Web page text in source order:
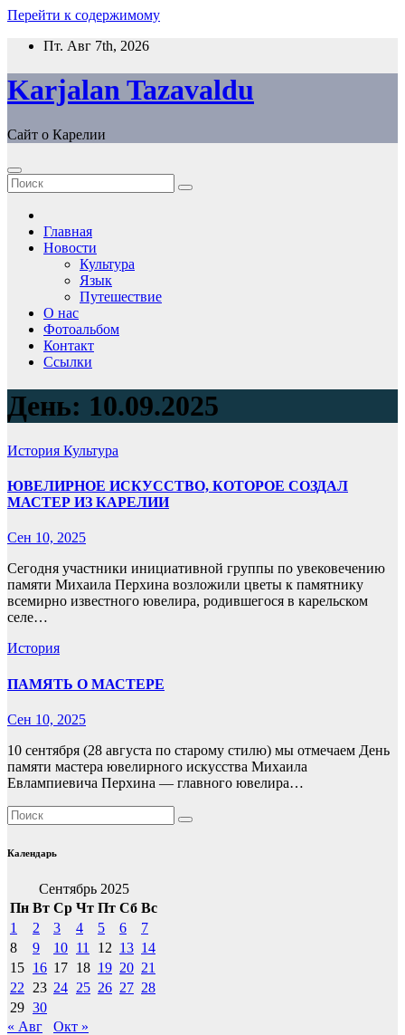
Перейти к содержимому
Пт. Авг 7th, 2026
Karjalan Tazavaldu
Сайт о Карелии
Главная
Новости
Культура
Язык
Путешествие
О нас
Фотоальбом
Контакт
Ссылки
День: 10.09.2025
История Культура
ЮВЕЛИРНОЕ ИСКУССТВО, КОТОРОЕ СОЗДАЛ
МАСТЕР ИЗ КАРЕЛИИ
Сен 10, 2025
Сегодня участники инициативной группы по увековечению
памяти Михаила Перхина возложили цветы к памятнику
всемирно известного ювелира, родившегося в карельском
селе…
История
ПАМЯТЬ О МАСТЕРЕ
Сен 10, 2025
10 сентября (28 августа по старому стилю) мы отмечаем День
памяти мастера ювелирного искусства Михаила
Евлампиевича Перхина — главного ювелира…
Календарь
Сентябрь 2025
Пн Вт Ср Чт Пт Сб Вс
1
2 3 4 5 6
7
8
9 10 11 12 13 14
15 16 17 18 19 20 21
22
23 24 25 26 27 28
29 30
« Авг
Окт »